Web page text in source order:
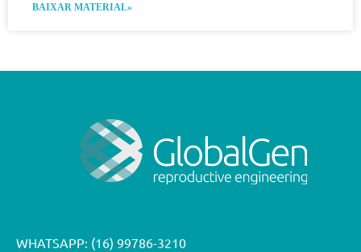
BAIXAR MATERIAL»
WHATSAPP: (16) 99786-3210